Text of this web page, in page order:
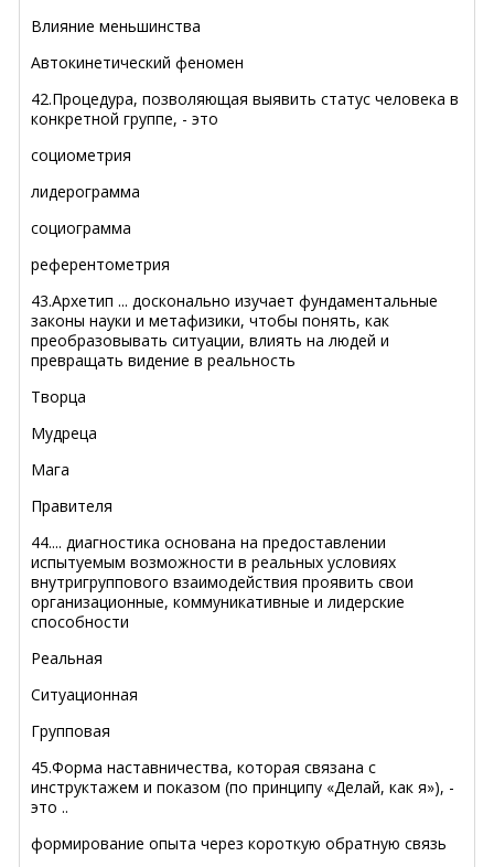
Влияние меньшинства
Автокинетический феномен
42.Процедура, позволяющая выявить статус человека в
конкретной группе, - это
социометрия
лидерограмма
социограмма
референтометрия
43.Архетип ... досконально изучает фундаментальные
законы науки и метафизики, чтобы понять, как
преобразовывать ситуации, влиять на людей и
превращать видение в реальность
Творца
Мудреца
Мага
Правителя
44.... диагностика основана на предоставлении
испытуемым возможности в реальных условиях
внутригруппового взаимодействия проявить свои
организационные, коммуникативные и лидерские
способности
Реальная
Ситуационная
Групповая
45.Форма наставничества, которая связана с
инструктажем и показом (по принципу «Делай, как я»), -
это ..
формирование опыта через короткую обратную связь